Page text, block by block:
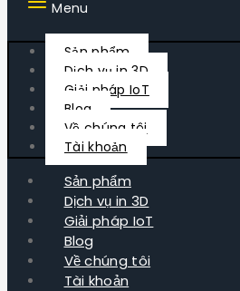
Menu
Sản phẩm
Dịch vụ in 3D
Giải pháp IoT
Blog
Về chúng tôi
Tài khoản
Sản phẩm
Dịch vụ in 3D
Giải pháp IoT
Blog
Về chúng tôi
Tài khoản